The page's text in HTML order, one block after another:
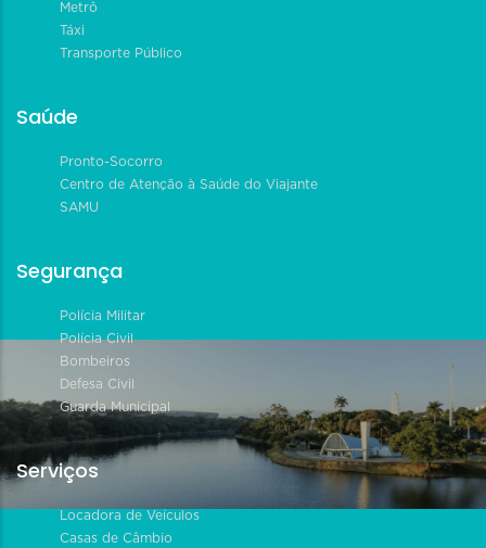
Metrô
Táxi
Transporte Público
Saúde
Pronto-Socorro
Centro de Atenção à Saúde do Viajante
SAMU
Segurança
Polícia Militar
Polícia Civil
Bombeiros
Defesa Civil
Guarda Municipal
Serviços
Locadora de Veículos
Casas de Câmbio